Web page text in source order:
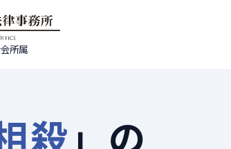
所属
殺 」の